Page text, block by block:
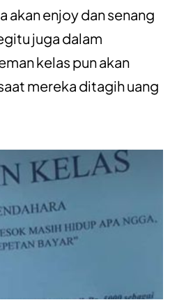
akan enjoy dan senang
juga dalam
kelas pun akan
mereka ditagih uang